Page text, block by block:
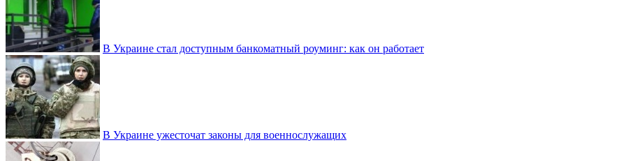
В Украине стал доступным банкоматный роуминг: как он работает
В Украине ужесточат законы для военнослужащих